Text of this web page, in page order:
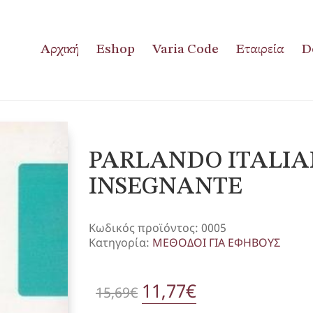
Αρχική Eshop Varia Code Εταιρεία
PARLANDO
INSEGNANTE
Κωδικός προϊόντος: 0005
Κατηγορία: ΜΕΘΟΔΟΙ ΓΙΑ ΕΦΗΒΟΥΣ
15,69€ Original
11,77€Η